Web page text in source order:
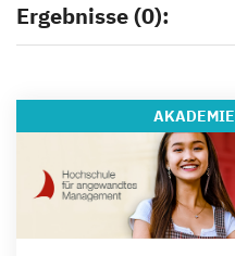
Ergebnisse (0):
AKADEMIE